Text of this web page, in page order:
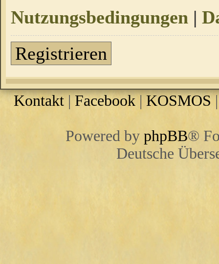
Nutzungsbedingungen |
Registrieren
Kontakt | Facebook |KOSMOS
Powered by phpBB®
Deutsche